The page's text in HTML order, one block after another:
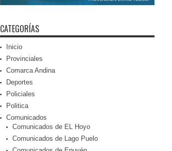
CATEGORÍAS
Inicio
Provinciales
Comarca Andina
Deportes
Policiales
Politica
Comunicados
Comunicados de EL Hoyo
Comunicados de Lago Puelo